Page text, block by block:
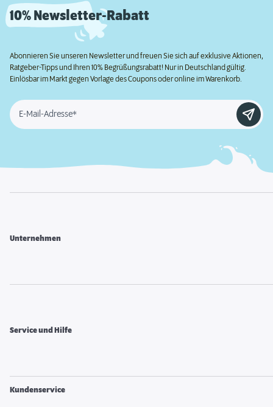
10% Newsletter-Rabatt
Abonnieren Sie unseren Newsletter und freuen Sie sich auf exklusive Aktionen,
Ratgeber-Tipps und Ihren 10% Begrüßungsrabatt! Nur in Deutschland gültig.
Einlösbar im Markt gegen Vorlage des Coupons oder online im Warenkorb.
E-Mail-Adresse*
Unternehmen
Service und Hilfe
Kundenservice